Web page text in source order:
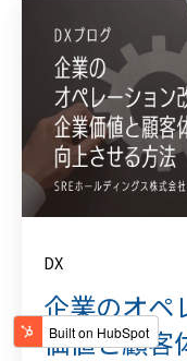
DX
企業のオペ
価値と顧客